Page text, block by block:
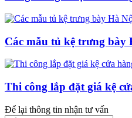
Các mẫu tủ kệ trưng bày
Thi công lắp đặt giá kệ
Để lại thông tin nhận tư vấn